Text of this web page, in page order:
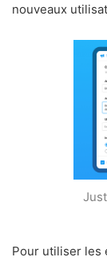
nouveaux
Pour utiliser les